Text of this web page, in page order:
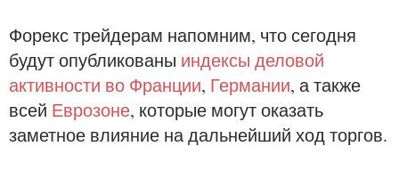
Форекс трейдерам напомним, что сегодня
будут опубликованы индексы деловой
активности во Франции, Германии, а также
всей Еврозоне, которые могут оказать
заметное влияние на дальнейший ход торгов.